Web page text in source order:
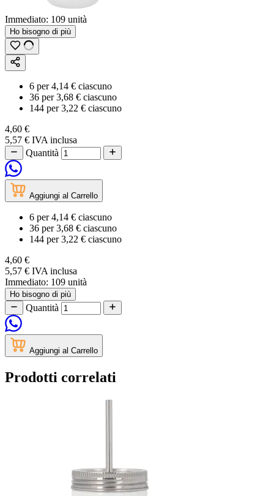
Immediato: 109 unità
Ho bisogno di più
6 per4,14 € ciascuno
36 per3,68 € ciascuno
144 per3,22 € ciascuno
4,60 €
5,57 € IVA inclusa
Quantità
Aggiungi al Carrello
6 per4,14 € ciascuno
36 per3,68 € ciascuno
144 per3,22 € ciascuno
4,60 €
5,57 € IVA inclusa
Immediato: 109 unità
Ho bisogno di più
Quantità
Aggiungi al Carrello
Prodotti correlati